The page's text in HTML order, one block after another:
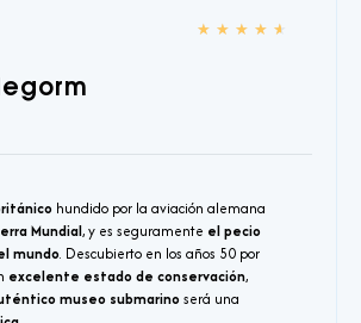
★ ★ ★ ★ ★
hundido por la aviación alemana
Mundial, y es seguramente el pecio
mundo. Descubierto en los años 50 por
excelente estado de conservación,
museo submarino será una